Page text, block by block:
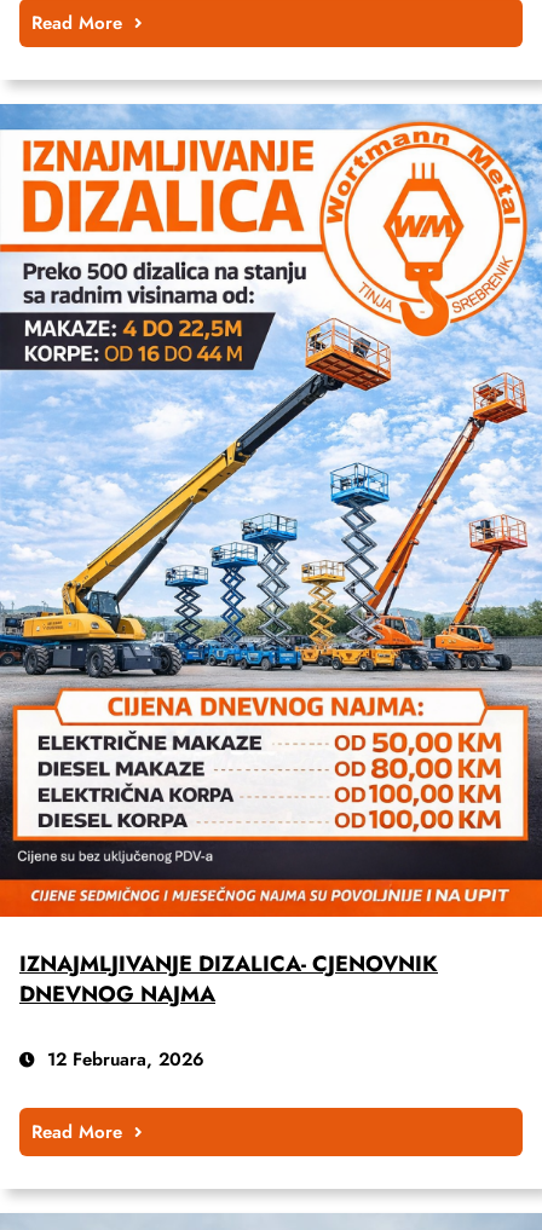
Read More
IZNAJMLJIVANJE DIZALICA- CJENOVNIK
DNEVNOG NAJMA
12 Februara, 2026
Read More